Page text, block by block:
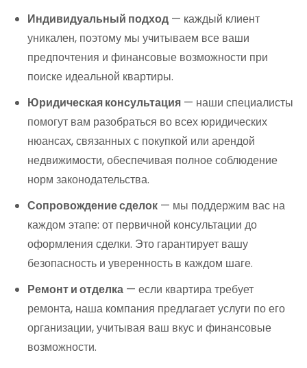
Индивидуальный подход — каждый клиент
уникален, поэтому мы учитываем все ваши
предпочтения и финансовые возможности при
поиске идеальной квартиры.
Юридическая консультация — наши специалисты
помогут вам разобраться во всех юридических
нюансах, связанных с покупкой или арендой
недвижимости, обеспечивая полное соблюдение
норм законодательства.
Сопровождение сделок — мы поддержим вас на
каждом этапе: от первичной консультации до
оформления сделки. Это гарантирует вашу
безопасность и уверенность в каждом шаге.
Ремонт и отделка — если квартира требует
ремонта, наша компания предлагает услуги по его
организации, учитывая ваш вкус и финансовые
возможности.